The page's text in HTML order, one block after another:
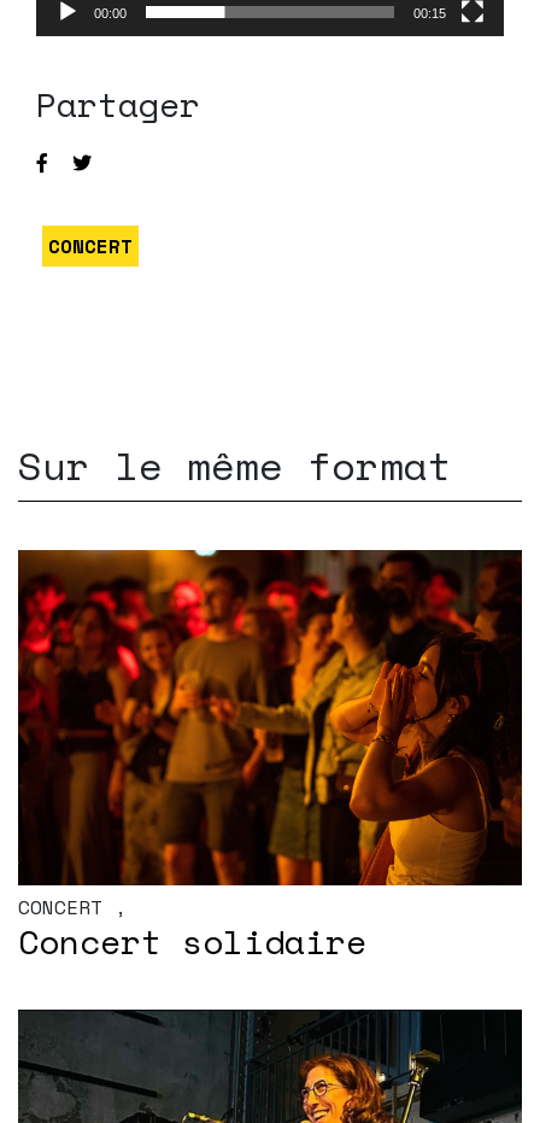
00:00 00:15
Partager
CONCERT
Sur le même format
CONCERT ,
Concert solidaire